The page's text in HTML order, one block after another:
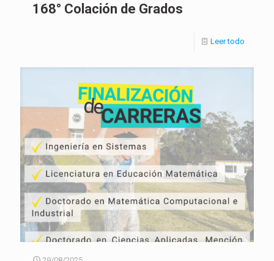
168° Colación de Grados
Leer todo